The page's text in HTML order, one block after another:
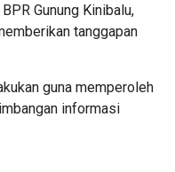
Gunung Kinibalu,
tanggapan
guna memperoleh
informasi